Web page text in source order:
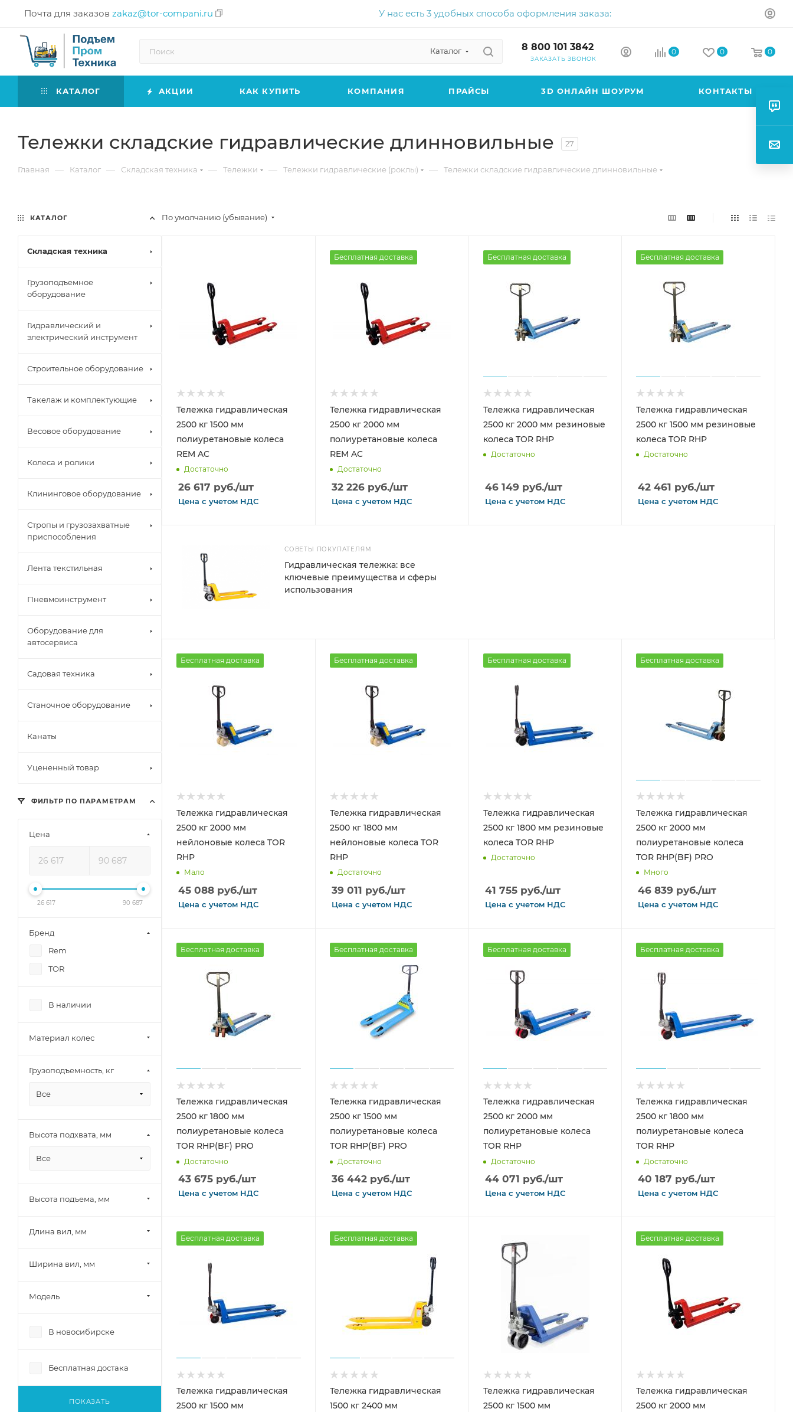
Почта для заказов zakaz@tor-compani.ru У нас есть 3 удобных способа оформления заказа:
Каталог 8 800 101 3842
ЗАКАЗАТЬ ЗВОНОК
0 0 0
КАТАЛОГ АКЦИИ КАК КУПИТЬ КОМПАНИЯ ПРАЙСЫ 3D ОНЛАЙН ШОУРУМ КОНТАКТЫ
Тележки складские гидравлические длинновильные 27
Главная — Каталог — Складская техника — Тележки — Тележки гидравлические (роклы) — Тележки складские гидравлические длинновильные
По умолчанию (убывание)
Тележка гидравлическая
2500 кг 1500 мм
полиуретановые колеса
REM AC
Достаточно
26 617 руб./шт
Цена с учетом НДС
Бесплатная доставка
Тележка гидравлическая
2500 кг 2000 мм
полиуретановые колеса
REM AC
Достаточно
32 226руб./шт
Цена с учетомНДС
Бесплатная доставка
Тележка гидравлическая
2500 кг 2000 мм резиновые
колеса TOR RHP
Достаточно
46 149 руб./шт
Цена с учетомНДС
Бесплатная доставка
Тележка гидравлическая
2500 кг 1500 мм резиновые
колеса TOR RHP
Достаточно
42 461 руб./шт
Цена сучетом НДС
СОВЕТЫ ПОКУПАТЕЛЯМ
Гидравлическая тележка: все
ключевые преимущества и сферы
использования
Бесплатная доставка
Тележка гидравлическая
2500 кг 2000 мм
нейлоновые колеса TOR
RHP
Мало
45 088 руб./шт
Цена с учетом НДС
Бесплатная доставка
Тележка гидравлическая
2500 кг 1800 мм
нейлоновые колеса TOR
RHP
Достаточно
39 011 руб./шт
Цена с учетомНДС
Бесплатная доставка
Тележка гидравлическая
2500 кг 1800 мм резиновые
колеса TOR RHP
Достаточно
41 755руб./шт
Цена с учетомНДС
Бесплатная доставка
Тележка гидравлическая
2500 кг 2000 мм
полиуретановые колеса
TOR RHP(BF) PRO
Много
46 839 руб./шт
Цена сучетом НДС
Бесплатная доставка
Тележка гидравлическая
2500 кг 1800 мм
полиуретановые колеса
TOR RHP(BF) PRO
Достаточно
43 675 руб./шт
Цена с учетом НДС
Бесплатная доставка
Тележка гидравлическая
2500 кг 1500 мм
полиуретановые колеса
TOR RHP(BF) PRO
Достаточно
36 442руб./шт
Цена с учетомНДС
Бесплатная доставка
Тележка гидравлическая
2500 кг 2000 мм
полиуретановые колеса
TOR RHP
Достаточно
44 071 руб./шт
Цена с учетомНДС
Бесплатная доставка
Тележка гидравлическая
2500 кг 1800 мм
полиуретановые колеса
TOR RHP
Достаточно
40 187 руб./шт
Цена сучетом НДС
Бесплатная доставка
Тележка гидравлическая
2500 кг 1500 мм
Бесплатная доставка
Тележка гидравлическая
1500 кг 2400 мм
Тележка гидравлическая
2500 кг 1500 мм
Бесплатная доставка
Тележка гидравлическая
2500 кг 2000 мм
КАТАЛОГ
Складская техника
Грузоподъемное
оборудование
Гидравлический и
электрический инструмент
Строительное оборудование
Такелаж и комплектующие
Весовое оборудование
Колеса и ролики
Клининговое оборудование
Стропы и грузозахватные
приспособления
Лента текстильная
Пневмоинструмент
Оборудование для
автосервиса
Садовая техника
Станочное оборудование
Канаты
Уцененный товар
ФИЛЬТР ПО ПАРАМЕТРАМ
Цена
26 617 90 687
Бренд
Rem
TOR
В наличии
Материал колес
Грузоподъемность, кг
Все
Высота подхвата, мм
Все
Высота подъема, мм
Длина вил, мм
Ширина вил, мм
Модель
В новосибирске
Бесплатная достака
ПОКАЗАТЬ